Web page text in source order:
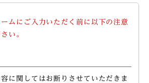
ムにご入力いただく前に以下の注意
い。
に関してはお断りさせていただきま